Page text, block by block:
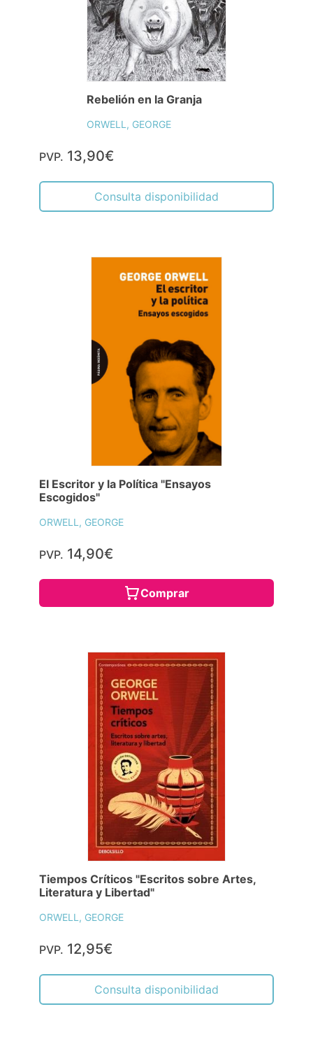
Rebelión en la Granja
ORWELL, GEORGE
PVP. 13,90€
Consulta disponibilidad
El Escritor y la Política "Ensayos
Escogidos"
ORWELL, GEORGE
PVP. 14,90€
Comprar
Tiempos Críticos "Escritos sobre Artes,
Literatura y Libertad"
ORWELL, GEORGE
PVP. 12,95€
Consulta disponibilidad